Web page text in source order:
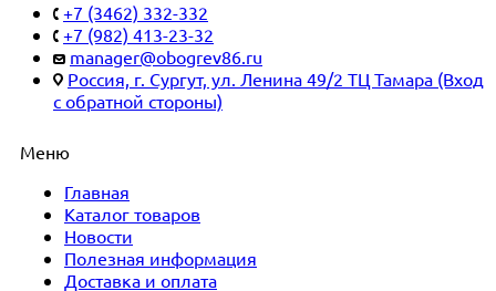
+7 (3462) 332-332
+7 (982) 413-23-32
manager@obogrev86.ru
Россия, г. Сургут, ул. Ленина 49/2 ТЦ Тамара (Вход
с обратной стороны)
Меню
Главная
Каталог товаров
Новости
Полезная информация
Доставка и оплата